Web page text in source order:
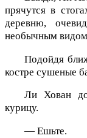
прячутся в
деревню,
необычным
Подойдя
костре сушеные
Ли Хован
курицу.
— Ешьте.